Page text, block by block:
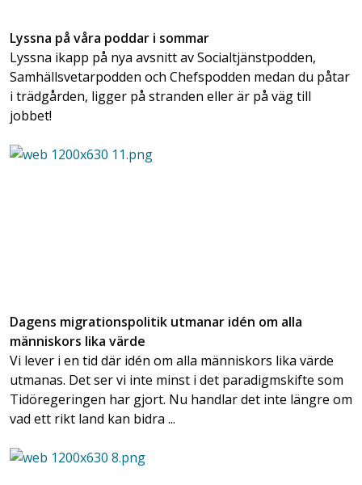
Lyssna på våra poddar i sommar
Lyssna ikapp på nya avsnitt av Socialtjänstpodden,
Samhällsvetarpodden och Chefspodden medan du påtar
i trädgården, ligger på stranden eller är på väg till
jobbet!
Dagens migrationspolitik utmanar idén om alla
människors lika värde
Vi lever i en tid där idén om alla människors lika värde
utmanas. Det ser vi inte minst i det paradigmskifte som
Tidöregeringen har gjort. Nu handlar det inte längre om
vad ett rikt land kan bidra ...